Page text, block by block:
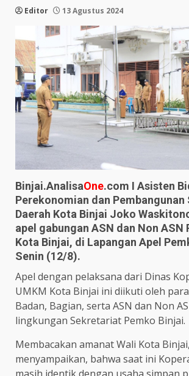
Editor 13 Agustus 2024
Binjai.AnalisaOne.com I Asisten
Perekonomian dan
Daerah Kota Binjai Joko
apel gabungan ASN dan Non ASN
Kota Binjai, di Lapangan Apel
Senin (12/8).
Apel dengan pelaksana dari Dinas
UMKM Kota Binjai ini diikuti oleh para
Badan, Bagian, serta ASN dan Non
lingkungan Sekretariat Pemko Binjai.
Membacakan amanat Wali Kota
menyampaikan, bahwa saat ini